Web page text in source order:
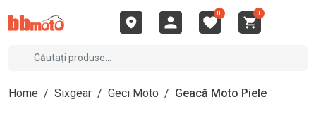
0 0
Home / Sixgear / Geci Moto / Geacă Moto Piele